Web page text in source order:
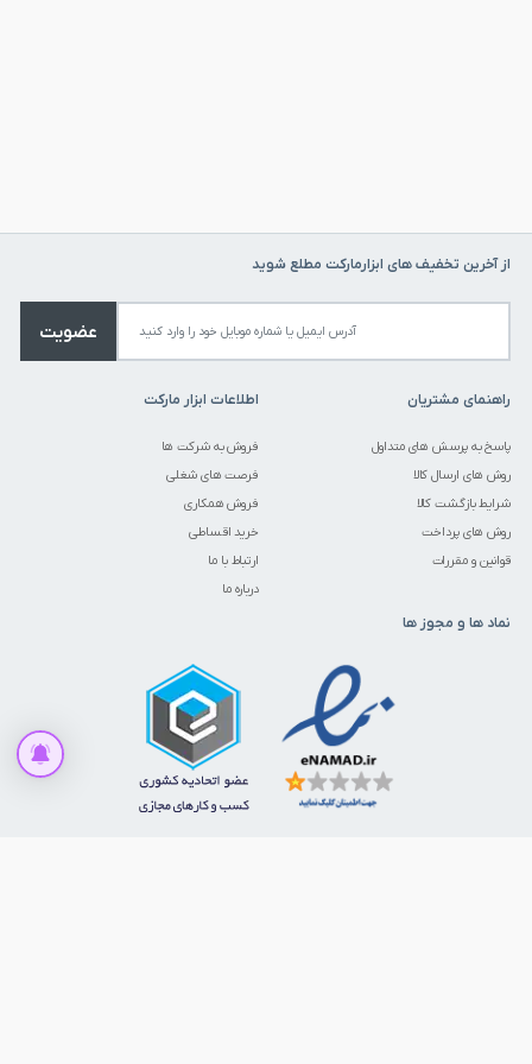
از آخرین تخفیف های ابزارمارکت مطلع شوید
عضویت
راهنمای مشتریان
پاسخ به پرسش های متداول
روش های ارسال کالا
شرایط بازگشت کالا
روش های پرداخت
قوانین و مقررات
اطلاعات ابزار مارکت
فروش به شرکت ها
فرصت های شغلی
فروش همکاری
خرید اقساطی
ارتباط با ما
درباره ما
نماد ها و مجوز ها
افزودن به سبد خرید